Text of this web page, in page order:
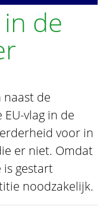
de
naast de
vlag in de
voor in
er niet. Omdat
gestart
noodzakelijk.